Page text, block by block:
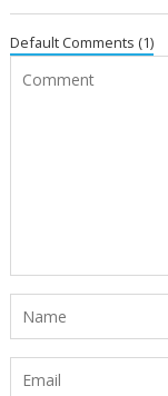
Default Comments (1)